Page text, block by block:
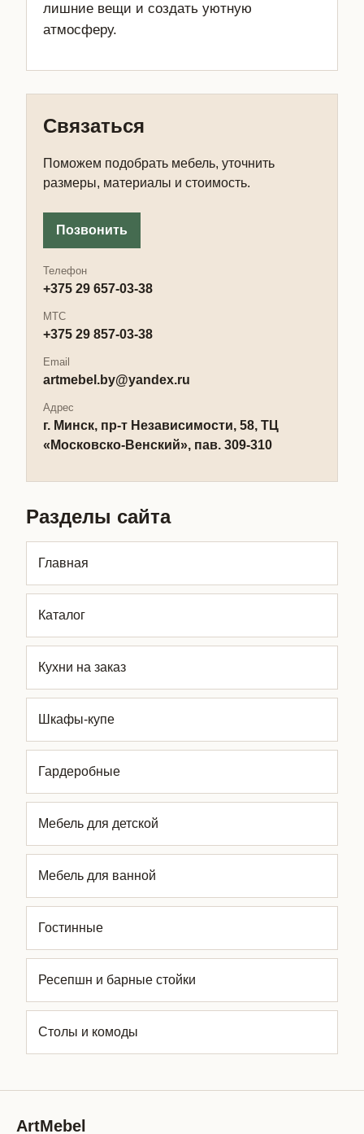
лишние вещи и создать уютную
атмосферу.
Связаться
Поможем подобрать мебель, уточнить
размеры, материалы и стоимость.
Позвонить
Телефон
+375 29 657-03-38
МТС
+375 29 857-03-38
Email
artmebel.by@yandex.ru
Адрес
г. Минск, пр-т Независимости, 58, ТЦ
«Московско-Венский», пав. 309-310
Разделы сайта
Главная
Каталог
Кухни на заказ
Шкафы-купе
Гардеробные
Мебель для детской
Мебель для ванной
Гостинные
Ресепшн и барные стойки
Столы и комоды
ArtMebel